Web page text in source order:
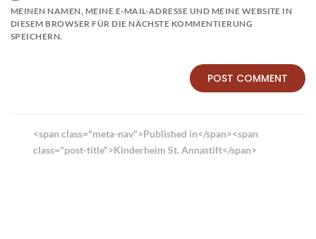
MEINEN NAMEN, MEINE E-MAIL-ADRESSE UND MEINE WEBSITE IN
DIESEM BROWSER FÜR DIE NÄCHSTE KOMMENTIERUNG
SPEICHERN.
Beitrags-
Navigation
<span class="meta-nav">Published in</span><span
class="post-title">Kinderheim St. Annastift</span>